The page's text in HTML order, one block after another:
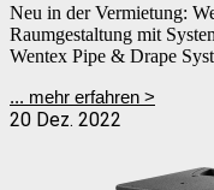
Neu in der Vermietung:
Raumgestaltung mit
Wentex Pipe & Drape
... mehr erfahren >
20 Dez. 2022